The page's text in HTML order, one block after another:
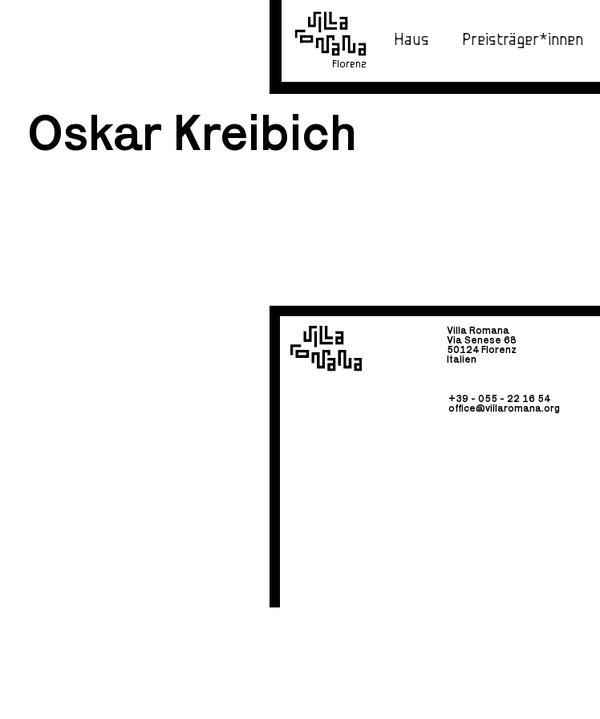
Florenz
Haus Preisträger*innen
Oskar Kreibich
Villa Romana
Via Senese 68
50124 Florenz
Italien
+39 - 055 - 22 16 54
office@villaromana.org